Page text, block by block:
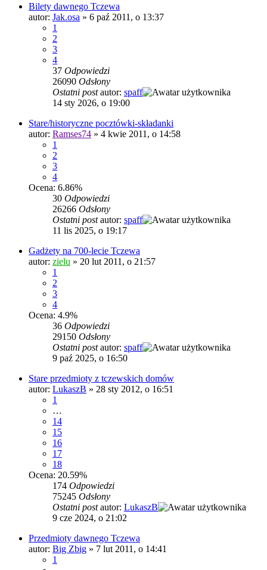
Bilety dawnego Tczewa
autor: Jak.osa » 6 paź 2011, o 13:37
1
2
3
4
37 Odpowiedzi
26090 Odsłony
Ostatni postautor: spaff
14 sty 2026, o 19:00
Stare/historyczne pocztówki-składanki
autor: Ramses74 » 4 kwie 2011, o 14:58
1
2
3
4
Ocena: 6.86%
30 Odpowiedzi
26266 Odsłony
Ostatni postautor: spaff
11 lis 2025, o 19:17
Gadżety na 700-lecie Tczewa
autor: zielu » 20 lut 2011, o 21:57
1
2
3
4
Ocena: 4.9%
36 Odpowiedzi
29150 Odsłony
Ostatni postautor: spaff
9 paź 2025, o 16:50
Stare przedmioty z tczewskich domów
autor: LukaszB » 28 sty 2012, o 16:51
1
…
14
15
16
17
18
Ocena: 20.59%
174 Odpowiedzi
75245 Odsłony
Ostatni postautor: LukaszB
9 cze 2024, o 21:02
Przedmioty dawnego Tczewa
autor: Big Zbig » 7 lut 2011, o 14:41
1